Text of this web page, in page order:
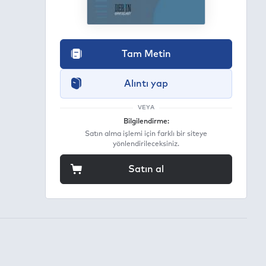
Tam Metin
Alıntı yap
VEYA
Bilgilendirme:
Satın alma işlemi için farklı bir siteye
yönlendirileceksiniz.
Satın al